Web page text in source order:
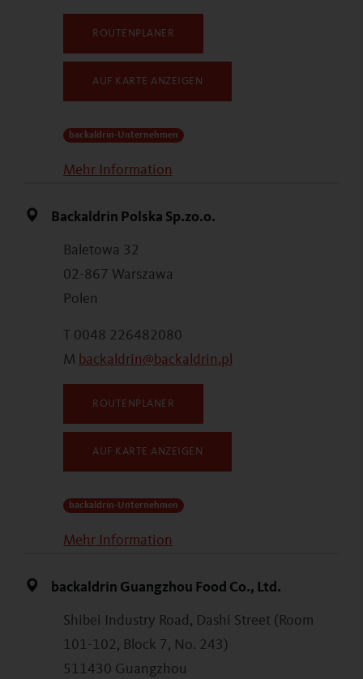
ROUTENPLANER
AUF KARTE ANZEIGEN
backaldrin-Unternehmen
Mehr Information
Backaldrin Polska Sp.zo.o.
Baletowa 32
02-867 Warszawa
Polen
T 0048 226482080
M backaldrin@backaldrin.pl
ROUTENPLANER
AUF KARTE ANZEIGEN
backaldrin-Unternehmen
Mehr Information
backaldrin Guangzhou Food Co., Ltd.
Shibei Industry Road, Dashi Street (Room
101-102, Block 7, No. 243)
511430 Guangzhou